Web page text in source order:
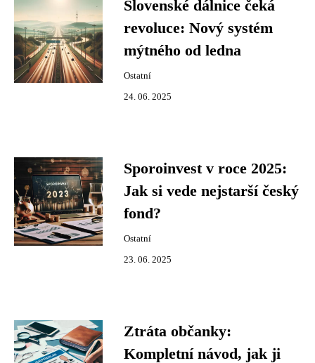
Slovenské dálnice čeká
revoluce: Nový systém
mýtného od ledna
Ostatní
24. 06. 2025
Sporoinvest v roce 2025:
Jak si vede nejstarší český
fond?
Ostatní
23. 06. 2025
Ztráta občanky:
Kompletní návod, jak ji